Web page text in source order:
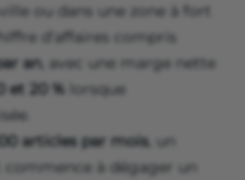
ou dans une zone à fort
d’affaires compris
an, avec une marge nette
et 20 % lorsque
articles par mois, un
à dégager un